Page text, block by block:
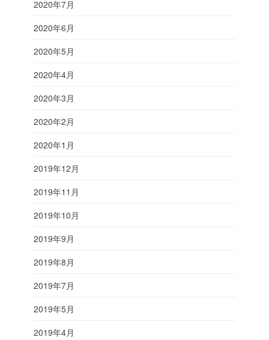
2020年7月
2020年6月
2020年5月
2020年4月
2020年3月
2020年2月
2020年1月
2019年12月
2019年11月
2019年10月
2019年9月
2019年8月
2019年7月
2019年5月
2019年4月